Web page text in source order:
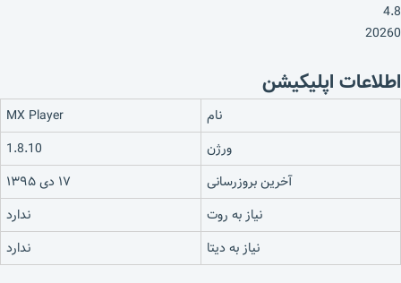
4.8
20260
اطلاعات اپلیکیشن
نام
MX Player
ورژن
1.8.10
آخرین بروزرسانی
۱۷ دی ۱۳۹۵
نیاز به روت
ندارد
نیاز به دیتا
ندارد